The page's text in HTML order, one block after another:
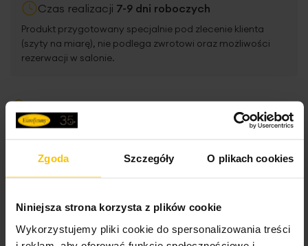
Zgoda Szczegóły O plikach cookies
Niniejsza strona korzysta z plików cookie
Wykorzystujemy pliki cookie do spersonalizowania treści
Czas realizacji 7-9 dni roboczych
Produkt przygotowany specjalnie pod zlecenie klienta
(szyty na miarę), nie podlega zwrotowi oraz możliwości
rezerwacji w salonie.
Darmowa dostawa od299,00 zł
Kup teraz, zapłać
podstawowa